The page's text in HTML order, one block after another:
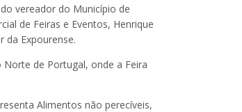
vereador do Município de
de Feiras e Eventos, Henrique
da Expourense.
Norte de Portugal, onde a Feira
Alimentos não perecíveis,